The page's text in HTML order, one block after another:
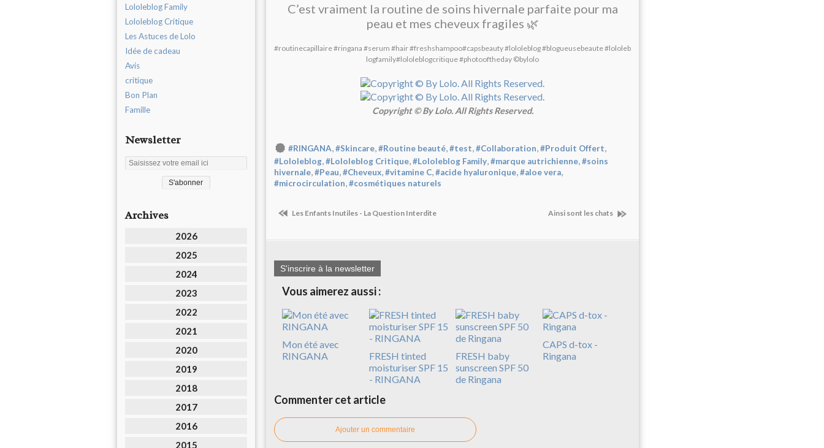
Lololeblog Family
Lololeblog Critique
Les Astuces de Lolo
Idée de cadeau
Avis
critique
Bon Plan
Famille
Newsletter
Archives
2026
2025
2024
2023
2022
2021
2020
2019
2018
2017
2016
2015
C’est vraiment la routine de soins hivernale parfaite pour ma
peau et mes cheveux fragiles 🌿
#routinecapillaire#ringana #serum #hair#freshshampoo#capsbeauty#lololeblog#blogueusebeaute#lololeb
logfamily#lololeblogcritique#photooftheday ©️bylolo
Copyright © By Lolo. All Rights Reserved.
#RINGANA,#Skincare,#Routine beauté,#test,#Collaboration,#Produit Offert,
#Lololeblog,#Lololeblog Critique,#Lololeblog Family,#marque autrichienne,#soins
hivernale,#Peau,#Cheveux,#vitamine C,#acide hyaluronique,#aloe vera,
#microcirculation,#cosmétiques naturels
Les Enfants Inutiles - La Question Interdite Ainsi sont les chats
S'inscrire à la newsletter
Vous aimerez aussi :
Mon été avec
RINGANA
FRESH tinted
moisturiser SPF 15
- RINGANA
FRESH baby
sunscreen SPF 50
de Ringana
CAPS d-tox -
Ringana
Commenter cet article
Ajouter un commentaire